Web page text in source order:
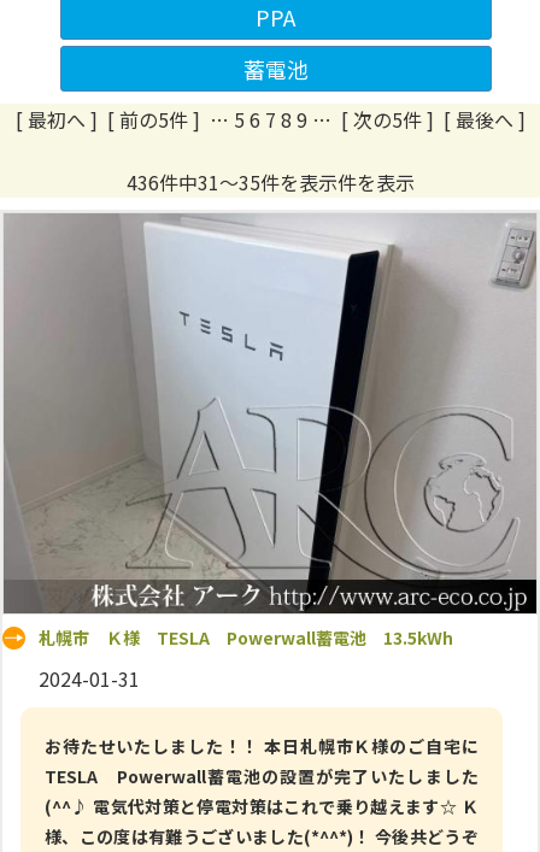
PPA
蓄電池
[ 最初へ ] [ 前の5件 ] … 5 6 7 8 9… [ 次の5件 ] [ 最後へ ]
436件中31～35件を表示件を表示
札幌市 Ｋ様 TESLA Powerwall蓄電池 13.5kWh
2024-01-31
お待たせいたしました！！ 本日札幌市Ｋ様のご自宅に
TESLA Powerwall蓄電池の設置が完了いたしました
(^^♪ 電気代対策と停電対策はこれで乗り越えます☆ Ｋ
様、この度は有難うございました(*^^*)！ 今後共どうぞ